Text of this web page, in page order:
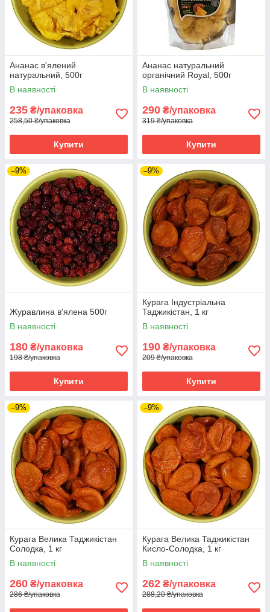
Ананас в'ялений
натуральний, 500г
В наявності
235 ₴/упаковка
258,50 ₴/упаковка
Купити
Ананас натуральний
органічний Royal, 500г
В наявності
290 ₴/упаковка
319 ₴/упаковка
Купити
–9%
Журавлина в'ялена 500г
В наявності
180 ₴/упаковка
198 ₴/упаковка
Купити
–9%
Курага Індустріальна
Таджикістан, 1 кг
В наявності
190 ₴/упаковка
209 ₴/упаковка
Купити
–9%
Курага Велика Таджикістан
Солодка, 1 кг
В наявності
260 ₴/упаковка
286 ₴/упаковка
–9%
Курага Велика Таджикістан
Кисло-Солодка, 1 кг
В наявності
262 ₴/упаковка
288,20 ₴/упаковка